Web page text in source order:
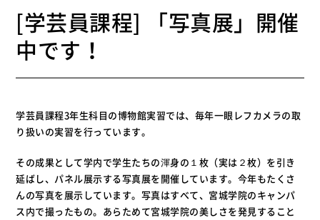
女
子
大
[学芸員課程] 「写真展」開催
中です！
学芸員課程3年生科目の博物館実習では、毎年一眼レフカメラの取
り扱いの実習を行っています。
その成果として学内で学生たちの渾身の１枚（実は２枚）を引き
延ばし、パネル展示する写真展を開催しています。今年もたくさ
んの写真を展示しています。写真はすべて、宮城学院のキャンパ
ス内で撮ったもの。あらためて宮城学院の美しさを発見すること